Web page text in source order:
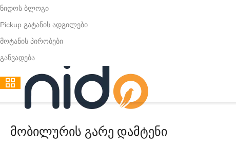
ნიდოს ბლოგი
Pickup გატანის ადგილები
მოტანის პირობები
განვადება
მობილურის გარე დამტენი